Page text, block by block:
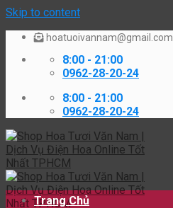
Skip to content
hoatuoivannam@gmail.com
8:00 - 21:00
0962-28-20-24
8:00 - 21:00
0962-28-20-24
Trang Chủ